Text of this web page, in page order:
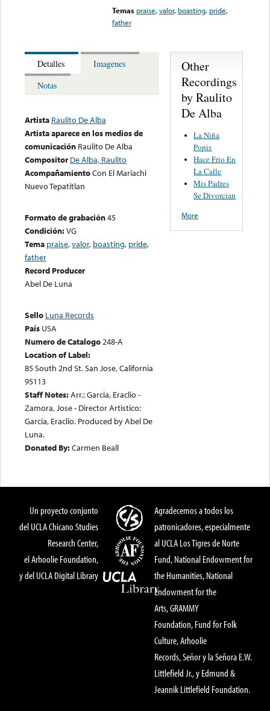
Temas praise,valor, boasting, pride,
father
Detalles
Imagenes
Notas
Artista Raulito De Alba
Artista aparece en los medios de
comunicación Raulito De Alba
Compositor De Alba, Raulito
AcompañamientoCon El Mariachi
Nuevo Tepatitlan
Formato de grabación45
Condición:VG
Tema praise,valor, boasting, pride,
father
Record Producer
Abel De Luna
Sello Luna Records
País USA
Numero de Catalogo248-A
Location of Label:
85 South 2nd St. San Jose, California
95113
Staff Notes:Arr.: Garcia, Eraclio -
Zamora, Jose - Director Artistico:
Garcia, Eraclio. Produced by Abel De
Luna.
Donated By:Carmen Beall
Other
Recordings
by Raulito
De Alba
La Niña
Popis
Hace Frio En
La Calle
Mis Padres
Se Divorcian
More
Un proyecto conjunto
del UCLA Chicano Studies
Research Center,
el Arhoolie Foundation,
y del UCLA Digital Library
Agradecemos a todos los
patronicadores, especialmente
al UCLA Los Tigres de Norte
Fund, National Endowment for
the Humanities, National
Endowment for the
Arts, GRAMMY
Foundation, Fund for Folk
Culture, Arhoolie
Records, Señor y la Señora E.W.
Littlefield Jr., y Edmund &
Jeannik Littlefield Foundation.